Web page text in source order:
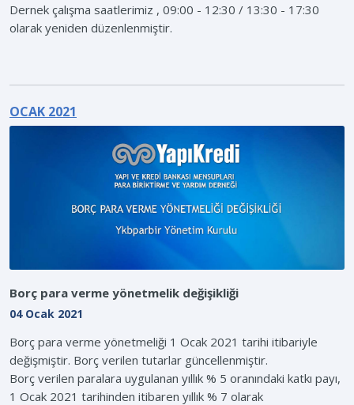
Dernek çalışma saatlerimiz , 09:00 - 12:30 / 13:30 - 17:30
olarak yeniden düzenlenmiştir.
OCAK 2021
Borç para verme yönetmelik değişikliği
04 Ocak 2021
Borç para verme yönetmeliği 1 Ocak 2021 tarihi itibariyle
değişmiştir. Borç verilen tutarlar güncellenmiştir.
Borç verilen paralara uygulanan yıllık % 5 oranındaki katkı payı,
1 Ocak 2021 tarihinden itibaren yıllık % 7 olarak